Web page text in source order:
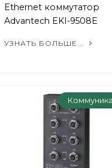
Ethernet коммутатор
Advantech EKI-9508E
УЗНАТЬ БОЛЬШЕ...